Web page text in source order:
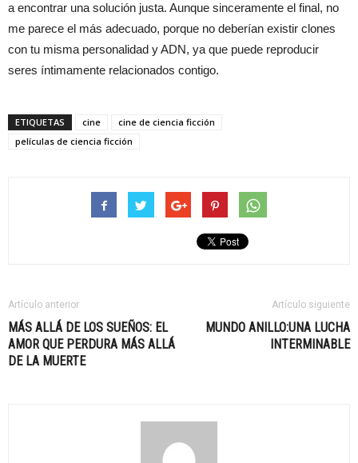
a encontrar una solución justa. Aunque sinceramente el final, no
me parece el más adecuado, porque no deberían existir clones
con tu misma personalidad y ADN, ya que puede reproducir
seres íntimamente relacionados contigo.
ETIQUETAS cine
cine de ciencia ficción
películas de ciencia ficción
Artículo anterior
MÁS ALLÁ DE LOS SUEÑOS: EL
AMOR QUE PERDURA MÁS ALLÁ
DE LA MUERTE
Artículo siguiente
MUNDO ANILLO:UNA LUCHA
INTERMINABLE